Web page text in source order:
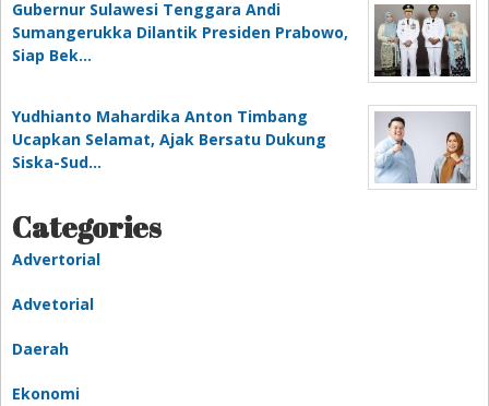
Gubernur Sulawesi Tenggara Andi
Sumangerukka Dilantik Presiden Prabowo,
Siap Bek…
Yudhianto Mahardika Anton Timbang
Ucapkan Selamat, Ajak Bersatu Dukung
Siska-Sud…
Categories
Advertorial
Advetorial
Daerah
Ekonomi